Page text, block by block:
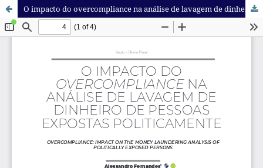
O impacto do overcompliance na análise de lavagem de dinheiro de PEPs